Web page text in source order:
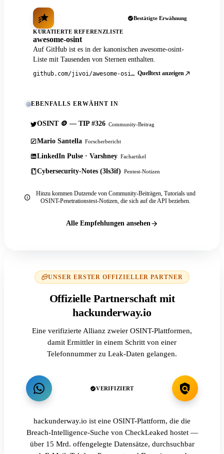
Bestätigte Erwähnung
KURATIERTE REFERENZLISTE
awesome-osint
Auf GitHub ist es in der kanonischen awesome-osint-
Liste mit Tausenden von Sternen enthalten.
github.com/jivoi/awesome-osint Quelltext anzeigen
EBENFALLS ERWÄHNT IN
OSINT 🪙 — TIP #326 Community-Beitrag
Mario Santella Forscherbericht
LinkedIn Pulse · Varshney Fachartikel
Cybersecurity-Notes (3ls3if) Pentest-Notizen
Hinzu kommen Dutzende von Community-Beiträgen, Tutorials und
OSINT-Penetrationstest-Notizen, die sich auf die API beziehen.
Alle Empfehlungen ansehen
UNSER ERSTER OFFIZIELLER PARTNER
Offizielle Partnerschaft mit
hackunderway.io
Eine verifizierte Allianz zweier OSINT-Plattformen,
damit Ermittler in einem Schritt von einer
Telefonnummer zu Leak-Daten gelangen.
VERIFIZIERT
hackunderway.io ist eine OSINT-Plattform, die die
Breach-Intelligence-Suche von CheckLeaked hostet —
über 15 Mrd. offengelegte Datensätze, durchsuchbar